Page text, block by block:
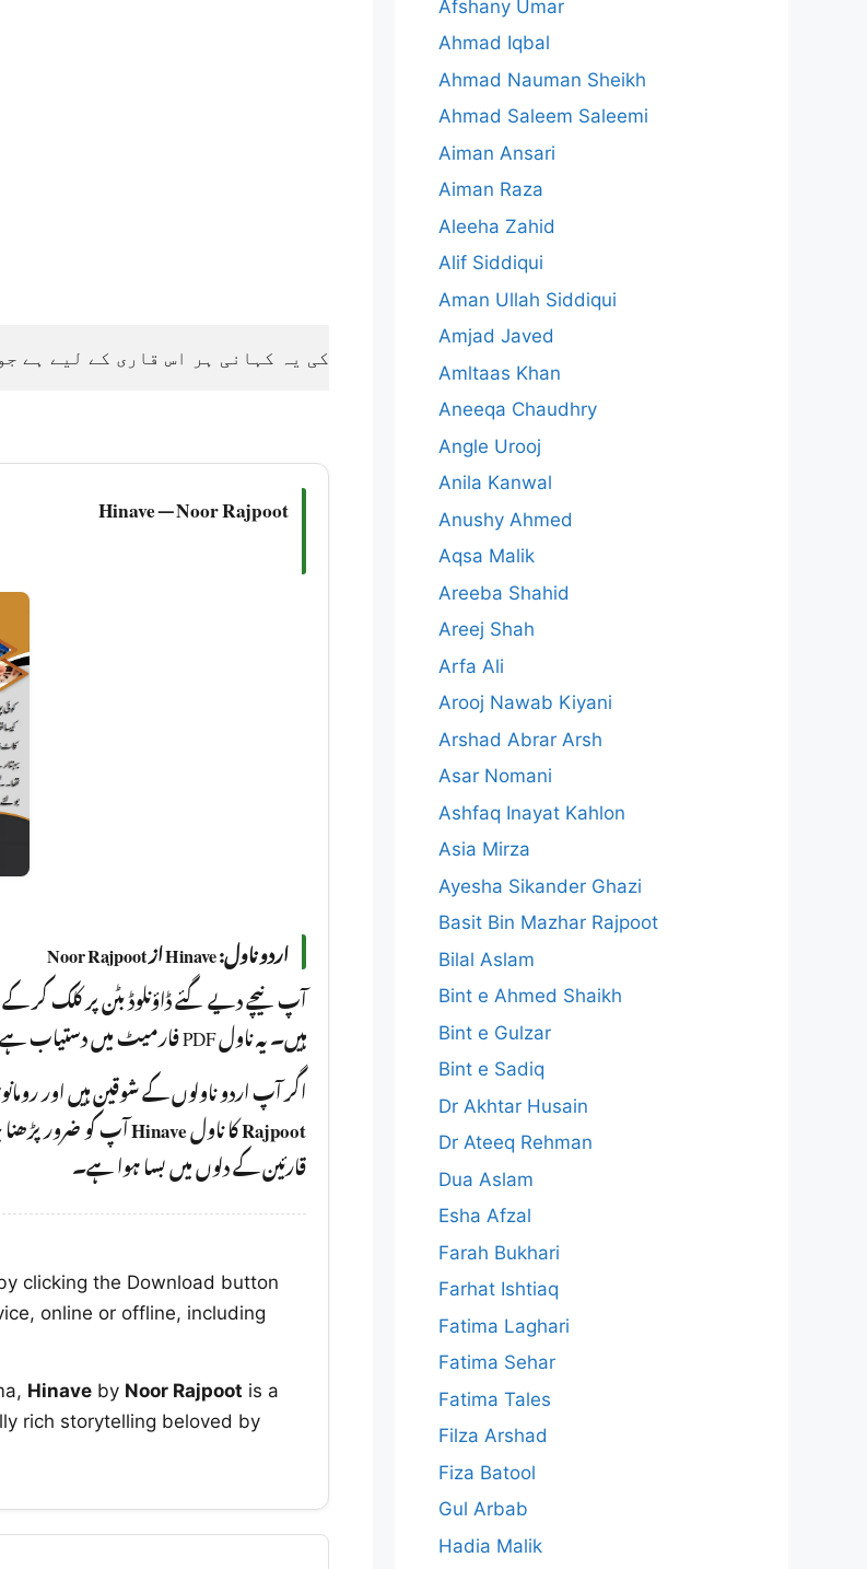
کشمکش پر ایک انوکھی داستان ہے۔ زہرہ کی روحانی سفر کی یہ کہانی ہر اس قاری کے لیے ہے
Hinave — Noor Rajpoot
اردو ناول: Hinave از Noor Rajpoot
آپ نیچے دیے گئے ڈاؤنلوڈ بٹن پر کلک کر کے
ہیں۔ یہ ناول PDF فارمیٹ میں دستیاب ہے جسے آپ کسی بھی ڈیوائس پر ، آن لائن یا آف لائن ، پڑھ سکتے ہیں۔
اگر آپ اردو ناولوں کے شوقین ہیں اور
Rajpootکا ناولHinave
قارئین کے دلوں میں بسا ہوا ہے۔
clicking the Download button
online or offline, including
Hinave by Noor Rajpoot is a
rich storytelling beloved by
Afshany Umar
Ahmad Iqbal
Ahmad Nauman Sheikh
Ahmad Saleem Saleemi
Aiman Ansari
Aiman Raza
Aleeha Zahid
Alif Siddiqui
Aman Ullah Siddiqui
Amjad Javed
Amltaas Khan
Aneeqa Chaudhry
Angle Urooj
Anila Kanwal
Anushy Ahmed
Aqsa Malik
Areeba Shahid
Areej Shah
Arfa Ali
Arooj Nawab Kiyani
Arshad Abrar Arsh
Asar Nomani
Ashfaq Inayat Kahlon
Asia Mirza
Ayesha Sikander Ghazi
Basit Bin Mazhar Rajpoot
Bilal Aslam
Bint e Ahmed Shaikh
Bint e Gulzar
Bint e Sadiq
Dr Akhtar Husain
Dr Ateeq Rehman
Dua Aslam
Esha Afzal
Farah Bukhari
Farhat Ishtiaq
Fatima Laghari
Fatima Sehar
Fatima Tales
Filza Arshad
Fiza Batool
Gul Arbab
Hadia Malik